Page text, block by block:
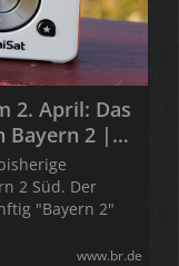
2. April: Das
Bayern 2 |
2 Süd. Der
"Bayern 2"
www.br.de